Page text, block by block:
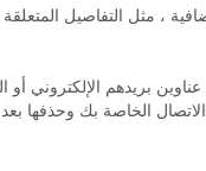
، مثل التفاصيل
بريدهم الإلكتروني
الخاصة بك وحذفها